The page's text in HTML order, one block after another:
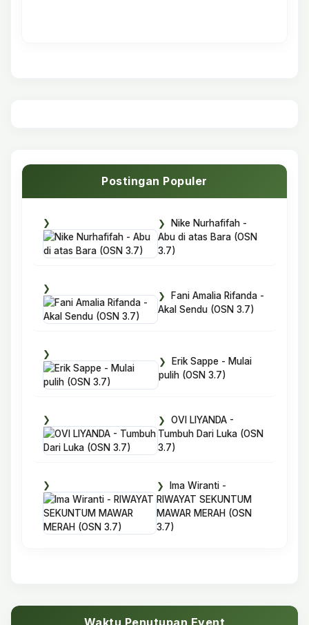
Postingan Populer
Nike Nurhafifah -
Abu di atas Bara (OSN
3.7)
Fani Amalia Rifanda -
Akal Sendu (OSN 3.7)
Erik Sappe - Mulai
pulih (OSN 3.7)
OVI LIYANDA -
Tumbuh Dari Luka (OSN
3.7)
Ima Wiranti -
RIWAYAT SEKUNTUM
MAWAR MERAH (OSN
3.7)
Waktu Penutupan Event